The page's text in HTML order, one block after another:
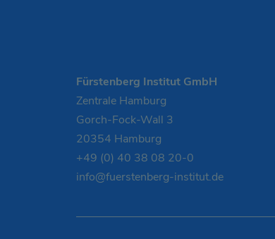
Fürstenberg Institut GmbH
Zentrale Hamburg
Gorch-Fock-Wall 3
20354 Hamburg
+49 (0) 40 38 08 20-0
info@fuerstenberg-institut.de